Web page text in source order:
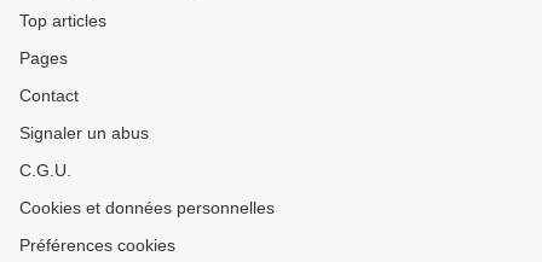
Top articles
Pages
Contact
Signaler un abus
C.G.U.
Cookies et données personnelles
Préférences cookies